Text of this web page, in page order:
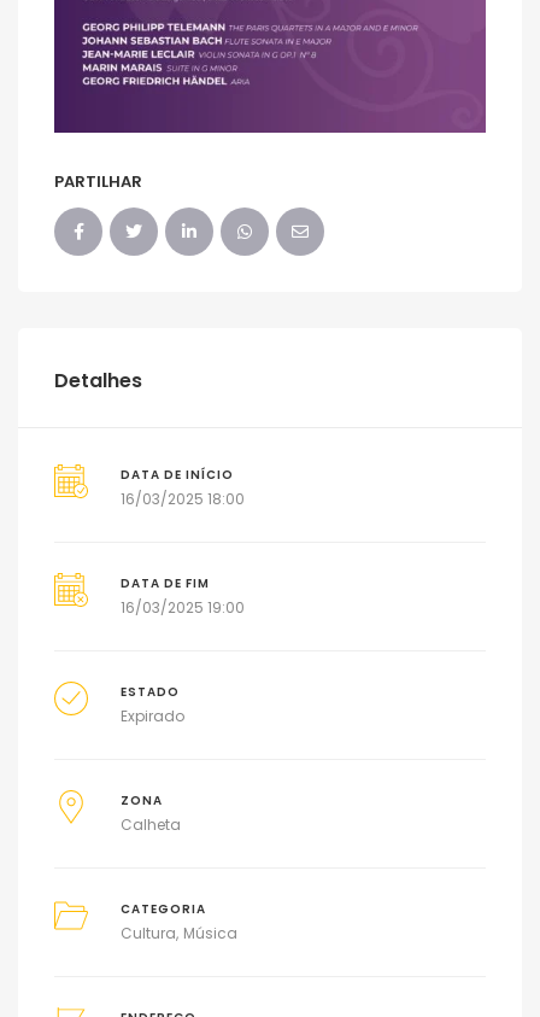
PARTILHAR
Detalhes
DATA DE INÍCIO
16/03/2025 18:00
DATA DE FIM
16/03/2025 19:00
ESTADO
Expirado
ZONA
Calheta
CATEGORIA
Cultura Música